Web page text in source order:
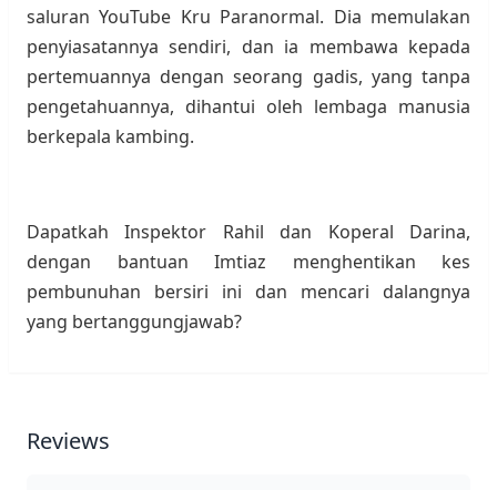
saluran YouTube Kru Paranormal. Dia memulakan
penyiasatannya sendiri, dan ia membawa kepada
pertemuannya dengan seorang gadis, yang tanpa
pengetahuannya, dihantui oleh lembaga manusia
berkepala kambing.
Dapatkah Inspektor Rahil dan Koperal Darina,
dengan bantuan Imtiaz menghentikan kes
pembunuhan bersiri ini dan mencari dalangnya
yang bertanggungjawab?
Reviews